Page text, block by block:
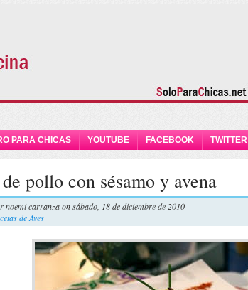
PARA CHICAS YOUTUBE FACEBOOK TWITTER
pollo con sésamo y avena
noemi carranzaon sábado, 18 de diciembre de 2010
de Aves